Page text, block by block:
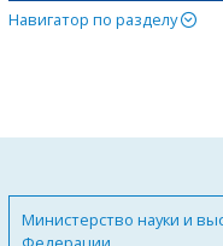
Навигатор по разделу
Министерство науки и